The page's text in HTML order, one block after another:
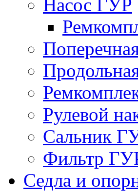
Насос ГУР
Рулевой
Сальник
Фильтр
Седла и